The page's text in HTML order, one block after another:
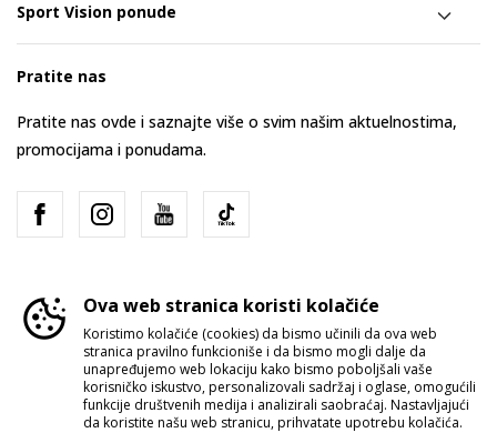
Sport Vision ponude
Pratite nas
Pratite nas ovde i saznajte više o svim našim aktuelnostima,
promocijama i ponudama.
Srbija Promenite
Ova web stranica koristi kolačiće
Koristimo kolačiće (cookies) da bismo učinili da ova web
stranica pravilno funkcioniše i da bismo mogli dalje da
unapređujemo web lokaciju kako bismo poboljšali vaše
korisničko iskustvo, personalizovali sadržaj i oglase, omogućili
funkcije društvenih medija i analizirali saobraćaj. Nastavljajući
da koristite našu web stranicu, prihvatate upotrebu kolačića.